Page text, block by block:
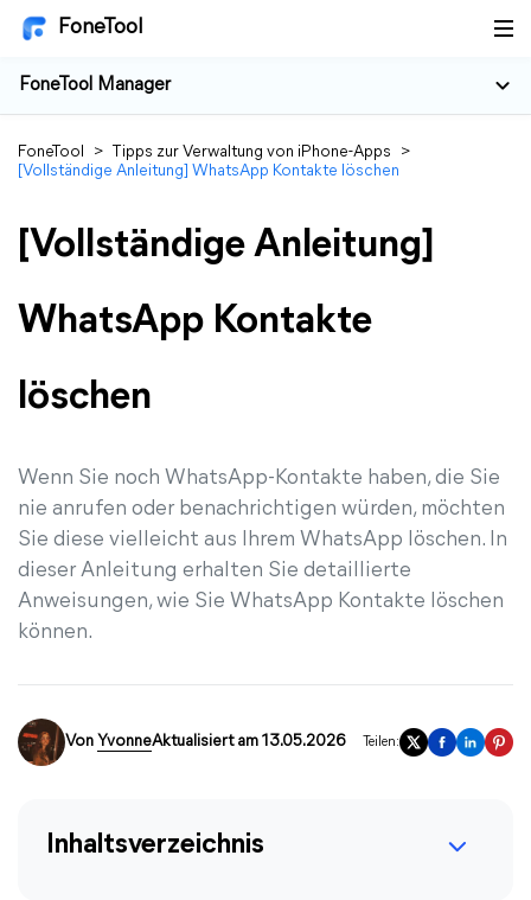
FoneTool
FoneTool Manager
FoneTool > Tipps zur Verwaltung von iPhone-Apps
>
[Vollständige Anleitung] WhatsApp Kontakte löschen
[Vollständige Anleitung]
WhatsApp Kontakte
löschen
Wenn Sie noch WhatsApp-Kontakte haben, die Sie
nie anrufen oder benachrichtigen würden, möchten
Sie diese vielleicht aus Ihrem WhatsApp löschen. In
dieser Anleitung erhalten Sie detaillierte
Anweisungen, wie Sie WhatsApp Kontakte löschen
können.
Von YvonneAktualisiert am 13.05.2026 Teilen:
Inhaltsverzeichnis